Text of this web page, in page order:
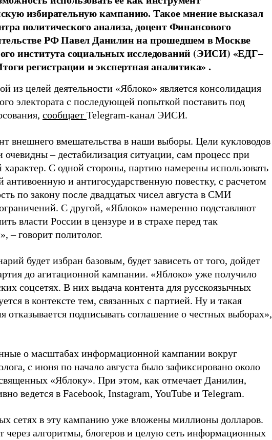
избирательную кампанию. Такое мнение высказал
политического анализа, доцент Финансового
РФ Павел Данилин на прошедшем в Москве
института социальных исследований (ЭИСИ) «ЕДГ–
регистрации и экспертная аналитика» .
из целей деятельности «Яблоко» является консолидация
электората с последующей попыткой поставить под
сообщает Telegram-канал ЭИСИ.
внешнего вмешательства в наши выборы. Цели кукловодов
– дестабилизация ситуации, сам процесс при
характер. С одной стороны, партию намерены использовать
и антигосударственную повестку, с расчетом
по закону после двадцатых чисел августа в СМИ
С другой, «Яблоко» намеренно подставляют
власти России в цензуре и в страхе перед так
– говорит политолог.
будет избран базовым, будет зависеть от того, дойдет
до агитационной кампании. «Яблоко» уже получило
соцсетях. В них выдача контента для русскоязычных
в контексте тем, связанных с партией. Ну и такая
отказывается подписывать соглашение о честных выборах»,
о масштабах информационной кампании вокруг
с июня по начало августа было зафиксировано около
«Яблоку». При этом, как отмечает Данилин,
ведется в Facebook, Instagram, YouTube и Telegram.
сетях в эту кампанию уже вложены миллионы долларов.
через алгоритмы, блогеров и целую сеть информационных